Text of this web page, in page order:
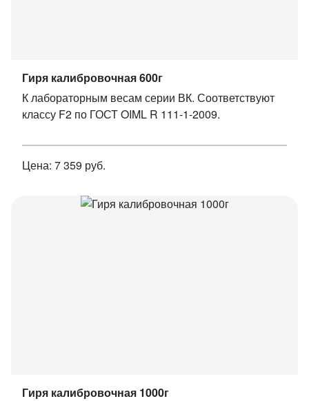
Гиря калибровочная 600г
К лабораторным весам серии ВК. Соответствуют
классу F2 по ГОСТ OIML R 111-1-2009.
Цена: 7 359 руб.
Гиря калибровочная 1000г